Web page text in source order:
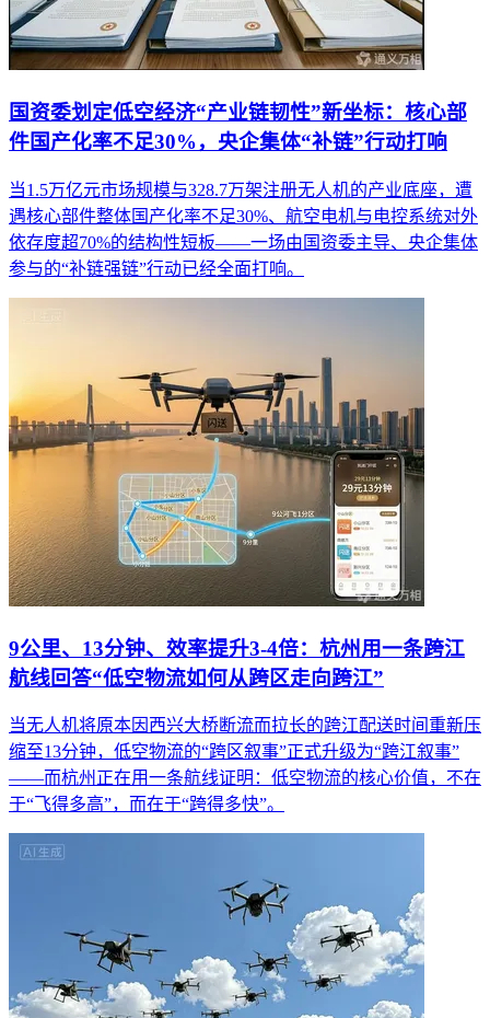
国资委划定低空经济“产业链韧性”新坐标：核心部
件国产化率不足30%，央企集体“补链”行动打响
当1.5万亿元市场规模与328.7万架注册无人机的产业底座，遭
遇核心部件整体国产化率不足30%、航空电机与电控系统对外
依存度超70%的结构性短板——一场由国资委主导、央企集体
参与的“补链强链”行动已经全面打响。
9公里、13分钟、效率提升3-4倍：杭州用一条跨江
航线回答“低空物流如何从跨区走向跨江”
当无人机将原本因西兴大桥断流而拉长的跨江配送时间重新压
缩至13分钟，低空物流的“跨区叙事”正式升级为“跨江叙事”
——而杭州正在用一条航线证明：低空物流的核心价值，不在
于“飞得多高”，而在于“跨得多快”。